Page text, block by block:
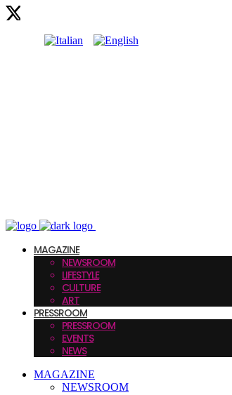
MAGAZINE
NEWSROOM
LIFESTYLE
CULTURE
ART
PRESSROOM
PRESSROOM
EVENTS
NEWS
MAGAZINE
NEWSROOM